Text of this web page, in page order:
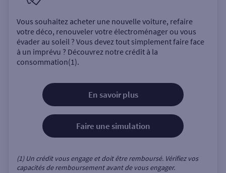
Vous souhaitez acheter une nouvelle voiture, refaire
votre déco, renouveler votre électroménager ou vous
évader au soleil ? Vous devez tout simplement faire face
à un imprévu ? Découvrez notre crédit à la
consommation(1).
En savoir plus
Faire une simulation
(1) Un crédit vous engage et doit être remboursé. Vérifiez vos
capacités de remboursement avant de vous engager.